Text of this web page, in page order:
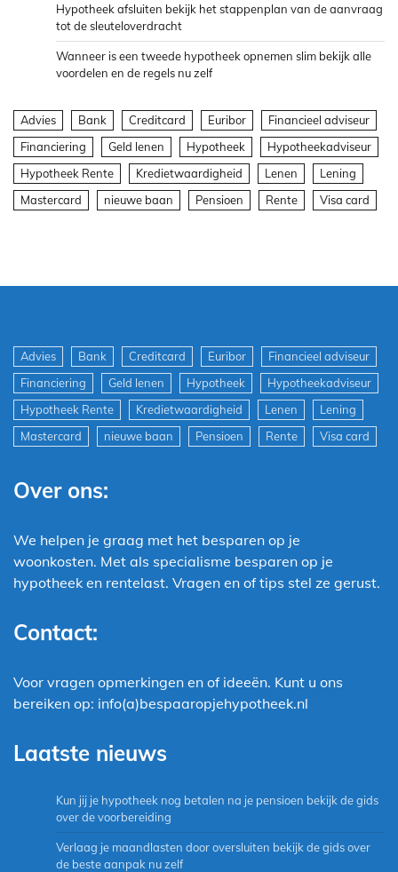
Hypotheek afsluiten bekijk het stappenplan van de aanvraag
tot de sleuteloverdracht
Wanneer is een tweede hypotheek opnemen slim bekijk alle
voordelen en de regels nu zelf
Advies Bank Creditcard Euribor
Financieel adviseur
Financiering
Geld lenen Hypotheek
Hypotheekadviseur
Hypotheek Rente
Kredietwaardigheid Lenen
Lening
Mastercard
nieuwe baan Pensioen Rente Visa card
Advies Bank Creditcard Euribor
Financieel adviseur
Financiering
Geld lenen Hypotheek
Hypotheekadviseur
Hypotheek Rente
Kredietwaardigheid Lenen
Lening
Mastercard
nieuwe baan Pensioen Rente Visa card
Over ons:
We helpen je graag met het besparen op je
woonkosten. Met als specialisme besparen op je
hypotheek en rentelast. Vragen en of tips stel ze gerust.
Contact:
Voor vragen opmerkingen en of ideeën. Kunt u ons
bereiken op: info(a)bespaaropjehypotheek.nl
Laatste nieuws
Kun jij je hypotheek nog betalen na je pensioen bekijk de gids
over de voorbereiding
Verlaag je maandlasten door oversluiten bekijk de gids over
de beste aanpak nu zelf